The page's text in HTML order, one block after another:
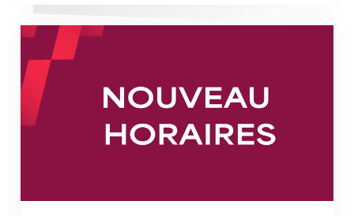
Nouveaux horaires du secrétariat dès le 1er août